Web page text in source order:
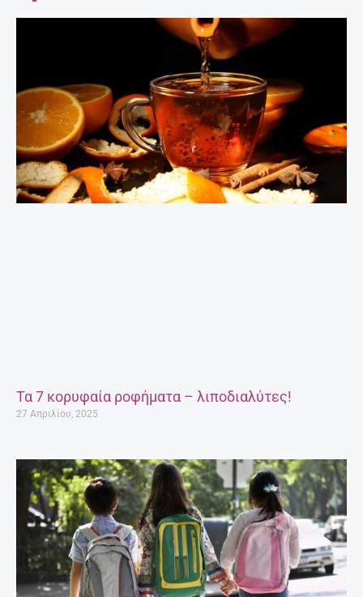
Τα 7 κορυφαία ροφήματα – λιποδιαλύτες!
27 Απριλίου, 2025